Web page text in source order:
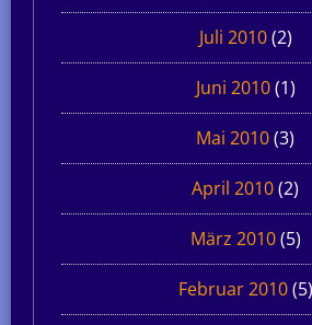
Juli 2010(2)
Juni 2010(1)
Mai 2010(3)
April 2010(2)
März 2010(5)
Februar 2010(5)